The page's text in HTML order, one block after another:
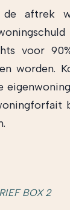
de aftrek
voor
worden.
BOX 2